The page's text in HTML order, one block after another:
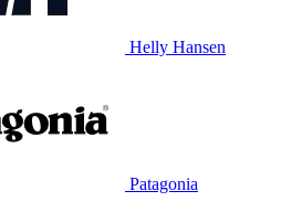
Helly Hansen
Patagonia